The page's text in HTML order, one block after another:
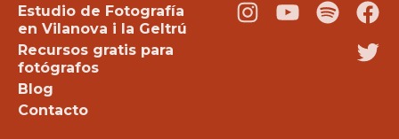
Estudio de Fotografía
en Vilanova i la Geltrú
Recursos gratis para
fotógrafos
Blog
Contacto
Instagram
YoutubePodcast